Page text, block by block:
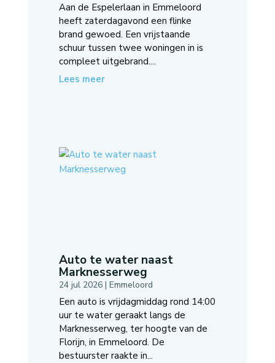
Aan de Espelerlaan in Emmeloord
heeft zaterdagavond een flinke
brand gewoed. Een vrijstaande
schuur tussen twee woningen in is
compleet uitgebrand....
Lees meer
Auto te water naast
Marknesserweg
24 jul 2026| Emmeloord
Een auto is vrijdagmiddag rond 14:00
uur te water geraakt langs de
Marknesserweg, ter hoogte van de
Florijn, in Emmeloord. De
bestuurster raakte in...